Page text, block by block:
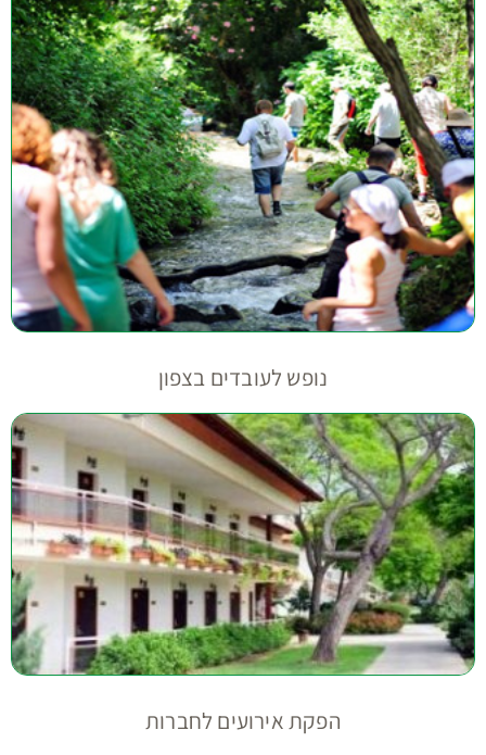
נופש לעובדים בצפון
הפקת אירועים לחברות